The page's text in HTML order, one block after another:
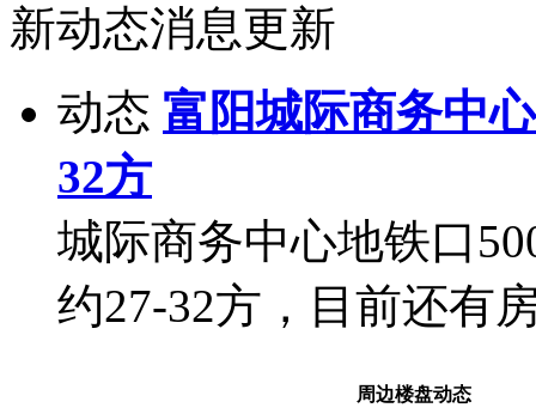
新动态消息更新
动态 富阳城际商务中
32方
城际商务中心地铁口
约27-32方，目前还有
周边楼盘动态